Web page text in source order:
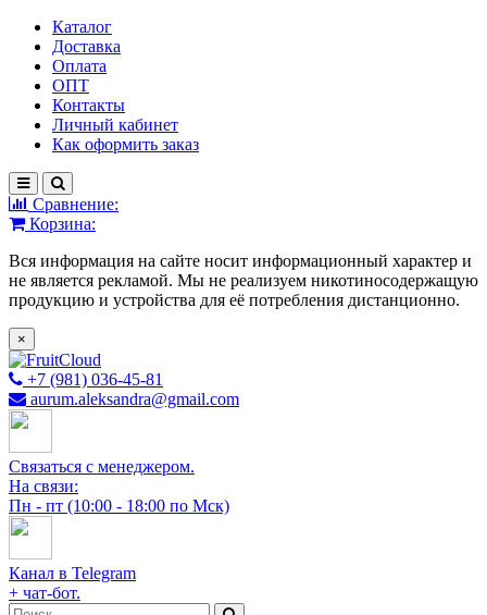
Каталог
Доставка
Оплата
ОПТ
Контакты
Личный кабинет
Как оформить заказ
Сравнение:
Корзина:
Вся информация на сайте носит информационный характер и
не является рекламой. Мы не реализуем никотиносодержащую
продукцию и устройства для её потребления дистанционно.
×
+7 (981) 036-45-81
aurum.aleksandra@gmail.com
Связаться с менеджером.
На связи:
Пн - пт (10:00 - 18:00 по Мск)
Канал в Telegram
+ чат-бот.